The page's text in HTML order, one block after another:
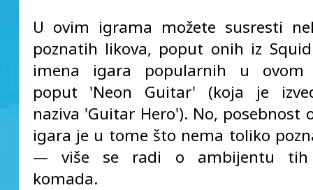
U ovim igrama možete susresti
poznatih likova, poput onih iz
imena igara popularnih u ovom
poput 'Neon Guitar' (koja je
naziva 'Guitar Hero'). No, posebnost
igara je u tome što nema toliko
— više se radi o ambijentu tih
komada.